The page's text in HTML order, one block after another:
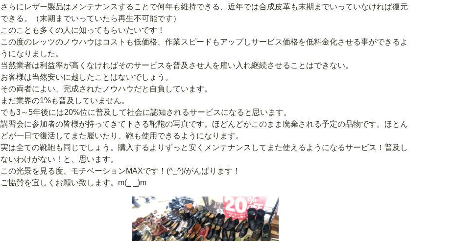
さらにレザー製品はメンテナンスすることで何年も維持できる、近年では合成皮革も末期までいっていなければ復元
できる。（末期までいっていたら再生不可能です）
このことも多くの人に知ってもらいたいです！
この度のレッツのノウハウはコストも低価格、作業スピードもアップしサービス価格を低料金化させる事ができるよ
うになりました。
当然業者は利益率が高くなければそのサービスを普及させ人を雇い入れ継続させることはできない。
お客様は当然安いに越したことはないでしょう。
その両者によい、完成されたノウハウだと自負しています。
まだ業界の1%も普及していません。
でも3～5年後には20%位に普及して社会に認知されるサービスになると思います。
講習会に参加者の皆様が持ってきて下さる靴鞄の写真です。ほどんどがこのまま廃棄される予定の品物です。ほとん
どが一日で復活してまた履いたり、鞄も使用できるようになります。
実は全ての靴鞄も同じでしょう。購入するよりずっと安くメンテナンスしてまた使えるようになるサービス！普及し
ないわけがない！と、思います。
この光景を見る度、モチベーションMAXです！(^_^)/がんばります！
ご協賛を宜しくお願い致します。m(_ _)m